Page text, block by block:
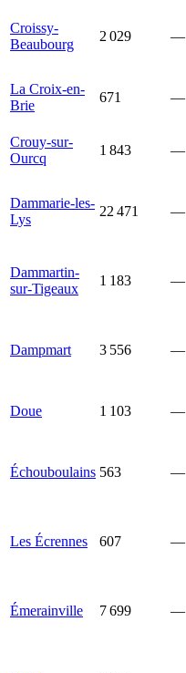
Croissy-
Beaubourg
2 029 —
La Croix-en-
Brie
671 —
Crouy-sur-
Ourcq
1 843 —
Dammarie-les-
Lys
22 471 —
Dammartin-
sur-Tigeaux
1 183 —
Dampmart 3 556 —
Doue 1 103 —
Échouboulains 563 —
Les Écrennes 607 —
Émerainville 7 699 —